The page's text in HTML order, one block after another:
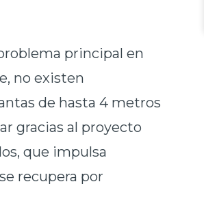
principal en
no existen
de hasta 4 metros
gracias al proyecto
que impulsa
recupera por